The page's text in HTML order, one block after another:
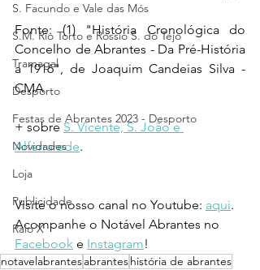
S. Facundo e Vale das Mós
S.M. Rio Torto e Rossio S. do Tejo
Tramagal
Desporto
Festas de Abrantes 2023 - Desporto
Novidades
Loja
Publicidade
Raio X
Fonte: (1) "História Cronológica do
Concelho de Abrantes - Da Pré-História
a 1916", de Joaquim Candeias Silva -
CMA
+ sobre S. Vicente, S. João e
Alferrarede.
Visite o nosso canal no Youtube: aqui.
Acompanhe o Notável Abrantes no
Facebook e Instagram!
notavelabrantesabranteshistória de abrantes